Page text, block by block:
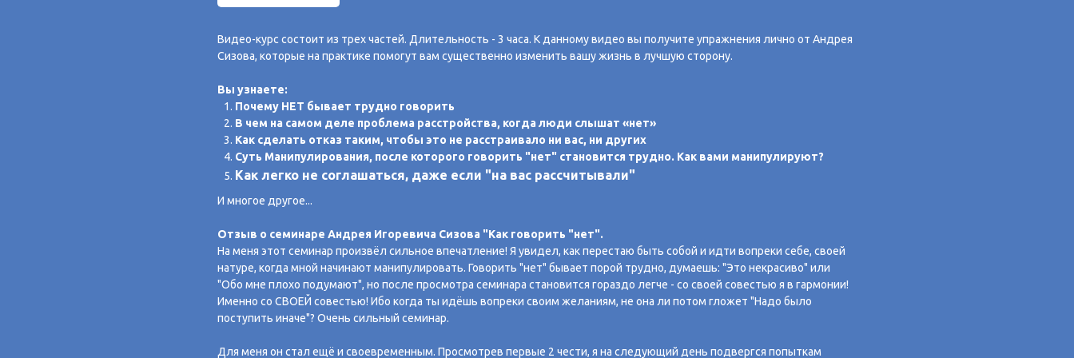
Видео-курс состоит из трех частей. Длительность - 3 часа. К данному видео вы получите упражнения лично от Андрея
Сизова, которые на практике помогут вам существенно изменить вашу жизнь в лучшую сторону.
Вы узнаете:
Почему НЕТ бывает трудно говорить
В чем на самом деле проблема расстройства, когда люди слышат «нет»
Как сделать отказ таким, чтобы это не расстраивало ни вас, ни других
Суть Манипулирования, после которого говорить "нет" становится трудно. Как вами манипулируют?
Как легко не соглашаться, даже если "на вас рассчитывали"
И многое другое...
Отзыв о семинаре Андрея Игоревича Сизова "Как говорить "нет".
На меня этот семинар произвёл сильное впечатление! Я увидел, как перестаю быть собой и идти вопреки себе, своей
натуре, когда мной начинают манипулировать. Говорить "нет" бывает порой трудно, думаешь: "Это некрасиво" или
"Обо мне плохо подумают", но после просмотра семинара становится гораздо легче - со своей совестью я в гармонии!
Именно со СВОЕЙ совестью! Ибо когда ты идёшь вопреки своим желаниям, не она ли потом гложет "Надо было
поступить иначе"? Очень сильный семинар.
Для меня он стал ещё и своевременным. Просмотрев первые 2 чести, я на следующий день подвергся попыткам